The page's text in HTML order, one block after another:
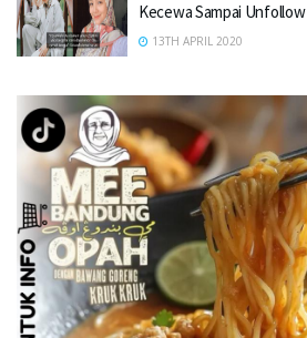
Kecewa Sampai Unfollow
13TH APRIL 2020